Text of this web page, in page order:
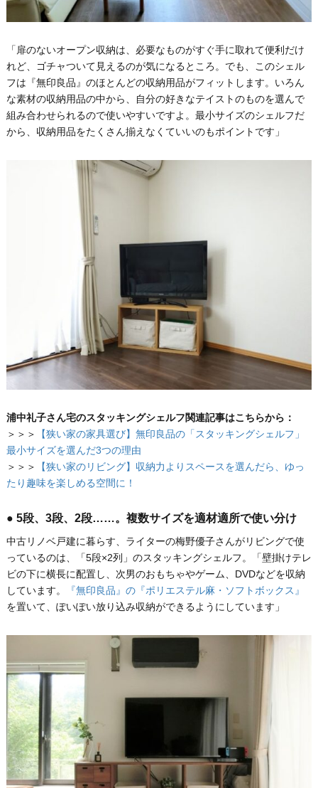
「扉のないオープン収納は、必要なものがすぐ手に取れて便利だけ
れど、ゴチャついて見えるのが気になるところ。でも、このシェル
フは『無印良品』のほとんどの収納用品がフィットします。いろん
な素材の収納用品の中から、自分の好きなテイストのものを選んで
組み合わせられるので使いやすいですよ。最小サイズのシェルフだ
から、収納用品をたくさん揃えなくていいのもポイントです」
浦中礼子さん宅のスタッキングシェルフ関連記事はこちらから：
＞＞＞
【狭い家の家具選び】無印良品の「スタッキングシェルフ」
最小サイズを選んだ3つの理由
＞＞＞
【狭い家のリビング】収納力よりスペースを選んだら、ゆっ
たり趣味を楽しめる空間に！
● 5段、3段、2段……。複数サイズを適材適所で使い分け
中古リノベ戸建に暮らす、ライターの梅野優子さんがリビングで使
っているのは、「5段×2列」のスタッキングシェルフ。「壁掛けテレ
ビの下に横長に配置し、次男のおもちゃやゲーム、DVDなどを収納
しています。
『無印良品』の『ポリエステル麻・ソフトボックス』
を置いて、ぽいぽい放り込み収納ができるようにしています」